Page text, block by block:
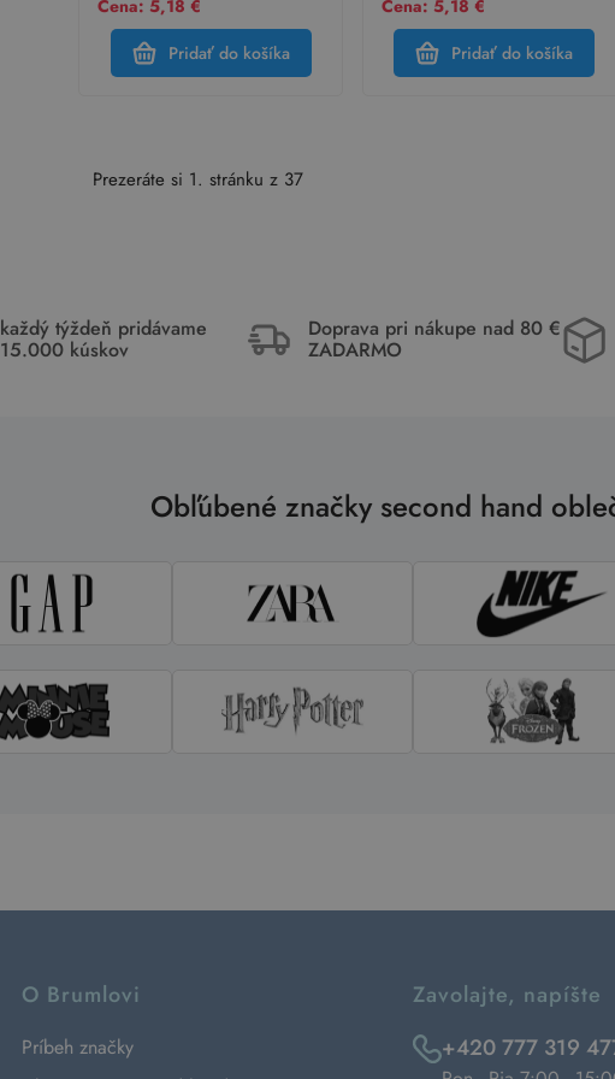
Cena: 5,18 €
Pridať do košíka
Cena: 5,18 €
Pridať do košíka
Prezeráte si 1. stránku z 37
každý týždeň pridávame
15.000 kúskov
Doprava pri nákupe nad 80 €
ZADARMO
Obľúbené značky second hand
O Brumlovi
Príbeh značky
Zavolajte, napíšte
+420 777 319